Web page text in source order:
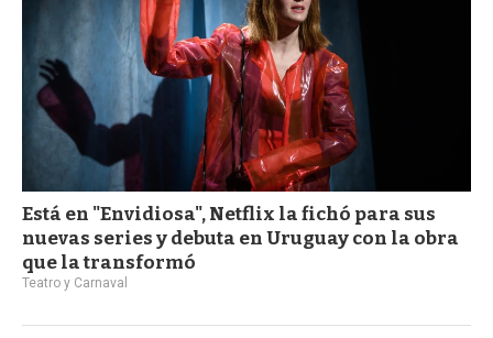
Está en "Envidiosa", Netflix la fichó para sus
nuevas series y debuta en Uruguay con la obra
que la transformó
Teatro y Carnaval